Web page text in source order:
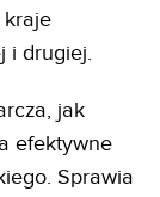
kraje
i drugiej.
jak
efektywne
Sprawia